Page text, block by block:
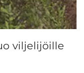
viljelijöille